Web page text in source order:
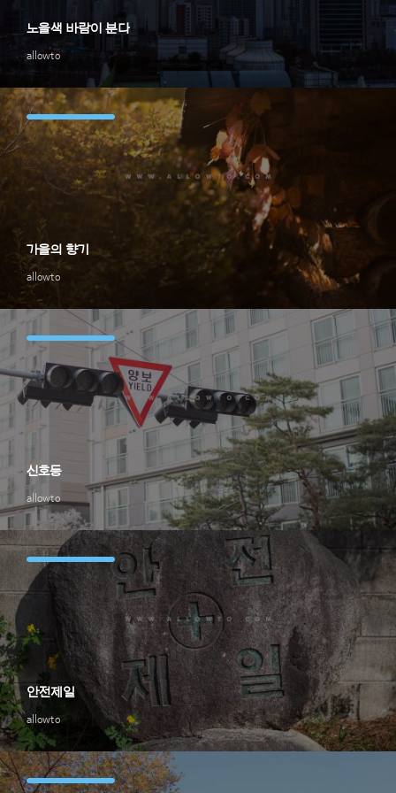
allowto
노을색 바람이 분다
allowto
가을의 향기
allowto
신호등
allowto
안전제일